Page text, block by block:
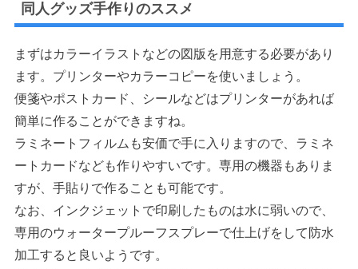
同人グッズ手作りのススメ
まずはカラーイラストなどの図版を用意する必要があり
ます。プリンターやカラーコピーを使いましょう。
便箋やポストカード、シールなどはプリンターがあれば
簡単に作ることができますね。
ラミネートフィルムも安価で手に入りますので、ラミネ
ートカードなども作りやすいです。専用の機器もありま
すが、手貼りで作ることも可能です。
なお、インクジェットで印刷したものは水に弱いので、
専用のウォータープルーフスプレーで仕上げをして防水
加工すると良いようです。